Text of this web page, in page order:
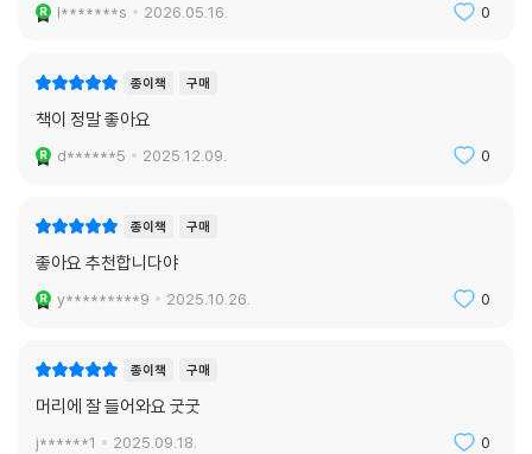
l*******s 2026.05.16. 0
종이책 구매
책이 정말 좋아요
d******5 2025.12.09. 0
종이책 구매
좋아요 추천합니다야
y*********9 2025.10.26. 0
종이책 구매
머리에 잘 들어와요 굿굿
j******1 2025.09.18. 0